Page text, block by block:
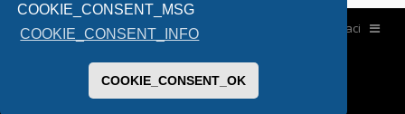
COOKIE_CONSENT_MSG
COOKIE_CONSENT_INFO
COOKIE_CONSENT_OK
Home Contattaci